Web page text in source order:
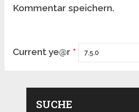
Kommentar speichern.
Current ye@r *
SUCHE